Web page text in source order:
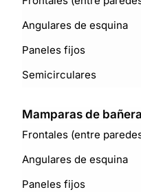
Angulares de esquina
Paneles fijos
Semicirculares
Mamparas de bañera
Frontales (entre
Angulares de esquina
Paneles fijos